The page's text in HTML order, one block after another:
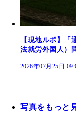
【現地ルポ】
法就労外国人）
2026年07月25日
写真をもっと